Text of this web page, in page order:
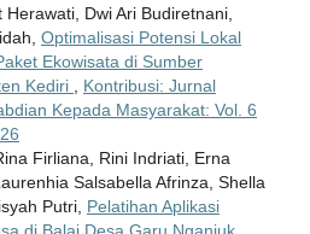
Dwi Ari Budiretnani,
Optimalisasi Potensi Lokal
Ekowisata di Sumber
Kediri
Kontribusi: Jurnal
Kepada Masyarakat: Vol. 6
Firliana, Rini Indriati, Erna
Salsabella Afrinza, Shella
Putri, Pelatihan Aplikasi
di Balai Desa Garu Nganjuk